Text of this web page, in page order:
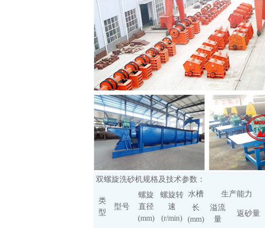
双螺旋洗砂机规格及技术参数：
类
型
型号
螺旋
直径
(mm)
螺旋转
速
(r/min)
水槽 生产能力
长
(mm)
溢流
量
返砂量